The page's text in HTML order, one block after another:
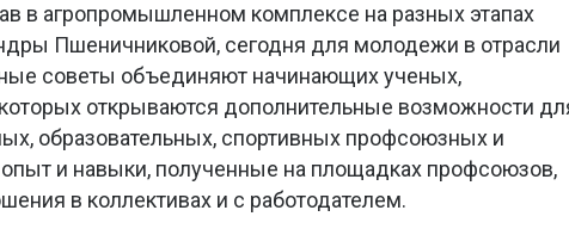
в агропромышленном комплексе на разных этапах
Пшеничниковой, сегодня для молодежи в отрасли
советы объединяют начинающих ученых,
которых открываются дополнительные возможности
образовательных, спортивных профсоюзных и
и навыки, полученные на площадках профсоюзов,
в коллективах и с работодателем.